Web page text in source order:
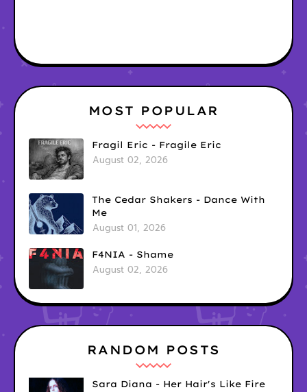
MOST POPULAR
Fragil Eric - Fragile Eric
August 02, 2026
The Cedar Shakers - Dance With
Me
August 01, 2026
F4NIA - Shame
August 02, 2026
RANDOM POSTS
Sara Diana - Her Hair's Like Fire